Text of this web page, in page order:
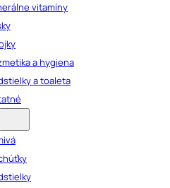
vitamíny
a hygiena
a toaleta